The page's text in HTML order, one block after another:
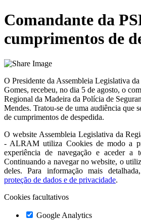
Comandante da
cumprimentos de
O Presidente da Assembleia Legislativa
Gomes, recebeu, no dia 5 de agosto, o
Regional da Madeira da Polícia de
Mendes. Tratou-se de uma audiência que
de cumprimentos de despedida.
O website Assembleia Legislativa da
- ALRAM utiliza Cookies de modo a
experiência de navegação e aceder a
Continuando a navegar no website, o
deles. Para informação mais
proteção de dados e de privacidade.
Cookies facultativos
Google Analytics